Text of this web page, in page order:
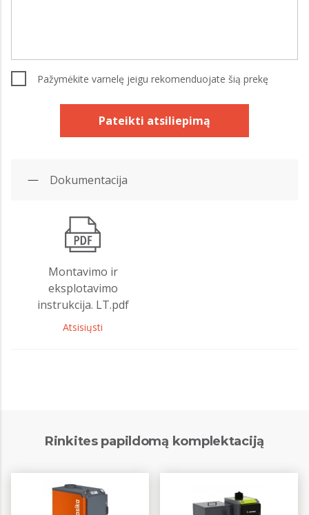
Pažymėkite varnelę jeigu rekomenduojate šią prekę
Pateikti atsiliepimą
Dokumentacija
Montavimo ir
eksplotavimo
instrukcija. LT.pdf
Atsisiųsti
Rinkites papildomą komplektaciją